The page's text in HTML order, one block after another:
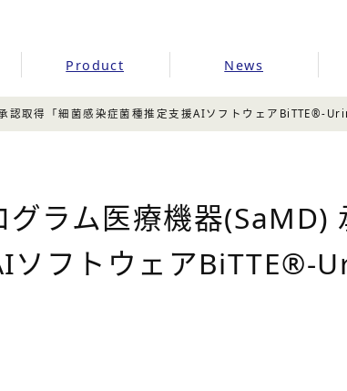
Product News
認取得「細菌感染症菌種推定支援AIソフトウェアBiTTE®-
グラム医療機器(SaMD)
フトウェアBiTTE®-